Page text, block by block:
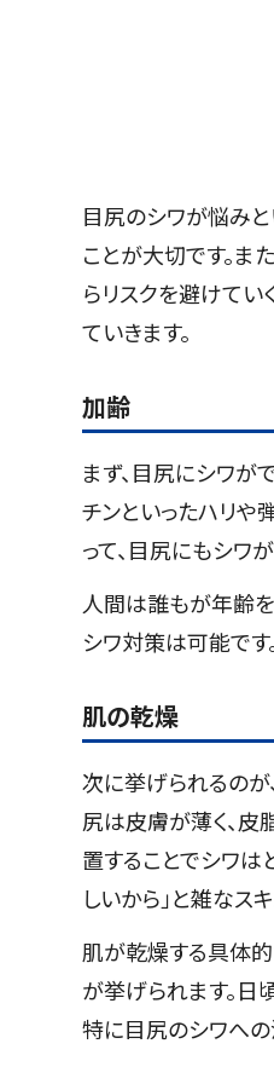
目尻のシワが悩みと
ことが大切です。ま
らリスクを避けてい
ていきます。
加齢
まず、目尻にシワが
チンといったハリや
って、目尻にもシワ
人間は誰もが年齢を
シワ対策は可能で
肌の乾燥
次に挙げられるのが
尻は皮膚が薄く、皮
置することでシワは
しいから」と雑なス
肌が乾燥する具体
が挙げられます。日
特に目尻のシワへの